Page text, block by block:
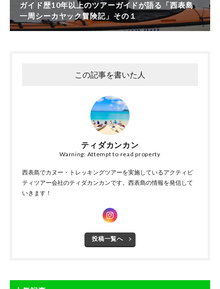
ガイド歴10年以上のツアーガイドが語る「西表島
一周シーカヤック冒険記」その１
この記事を書いた人
ティダカンカン
Warning: Attempt to read property
西表島でカヌー・トレッキングツアーを実施しているアクティビ
ティツアー会社のティダカンカンです。西表島の情報を発信して
いきます！
投稿一覧へ